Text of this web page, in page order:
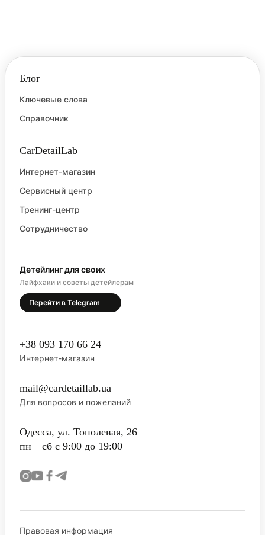
+38 093 170 66 24
Интернет-магазин
mail@cardetaillab.ua
Для вопросов и пожеланий
Одесса, ул. Тополевая, 26
пн—сб с 9:00 до 19:00
Блог
Ключевые слова
Справочник
CarDetailLab
Интернет-магазин
Сервисный центр
Тренинг-центр
Сотрудничество
Детейлинг для своих
Лайфхаки и советы детейлерам
Перейти в Telegram
Правовая информация